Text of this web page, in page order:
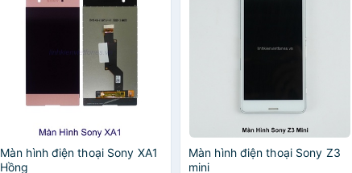
Màn hình điện thoại Sony XA1
Hồng
Màn hình điện thoại Sony Z3
mini